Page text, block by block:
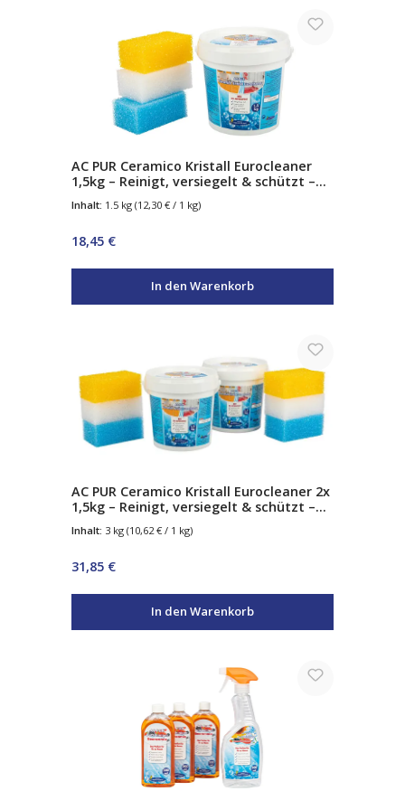
AC PUR Ceramico Kristall Eurocleaner
1,5kg – Reinigt, versiegelt & schützt –
Chrom & Keramik – inkl. 3
Inhalt: 1.5 kg (12,30 € / 1 kg)
Regulärer Preis:
18,45 €
In den Warenkorb
AC PUR Ceramico Kristall Eurocleaner 2x
1,5kg – Reinigt, versiegelt & schützt –
Chrom & Keramik – inkl. 3
Inhalt: 3 kg (10,62 € / 1 kg)
Regulärer Preis:
31,85 €
In den Warenkorb